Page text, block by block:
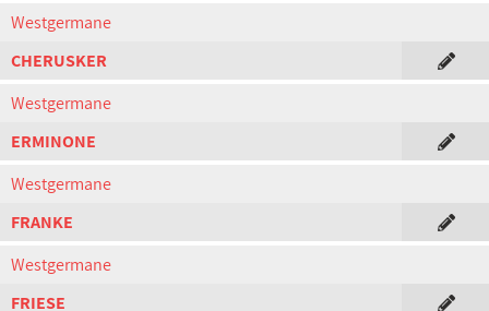
Westgermane
CHERUSKER
Westgermane
ERMINONE
Westgermane
FRANKE
Westgermane
FRIESE